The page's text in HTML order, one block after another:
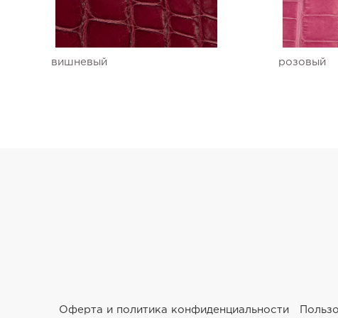
вишневый розовый
Оферта и политика конфиденциальности
Ремешки для часов Ulysse Nardin
Ремешки для часов Vacheron Constantin
Ремешки для часов Zenith